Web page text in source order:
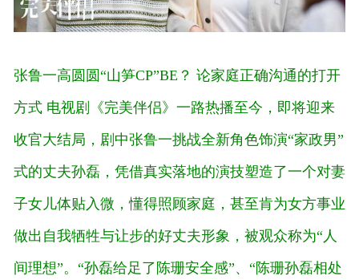
张鲁一高圆圆“山笋CP”BE？ 论家庭正确沟通的打开
方式 电视剧《完美伴侣》一路热播至今，即将迎来
收官大结局，剧中张鲁一挑战全新角色饰演“家政男”
式的丈夫孙磊，凭借真实落地的演技塑造了一个对妻
子女儿体贴入微，懂得照顾家庭，甚至肯为女方事业
做出自我牺牲与让步的好丈夫形象，被观众称为“人
间理想”。“孙磊给足了陈珊安全感”、“陈珊孙磊相处